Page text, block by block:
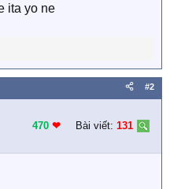
ita yo ne
#2
470 ❤︎ Bài viết: 131